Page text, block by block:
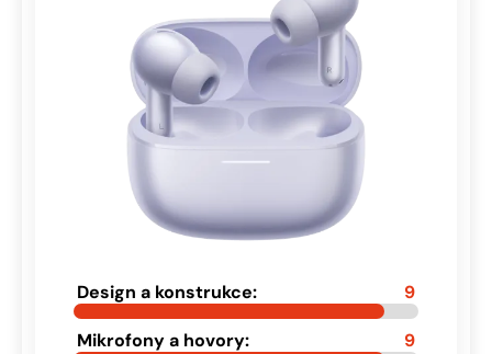
Design a konstrukce: 9
Mikrofony a hovory: 9